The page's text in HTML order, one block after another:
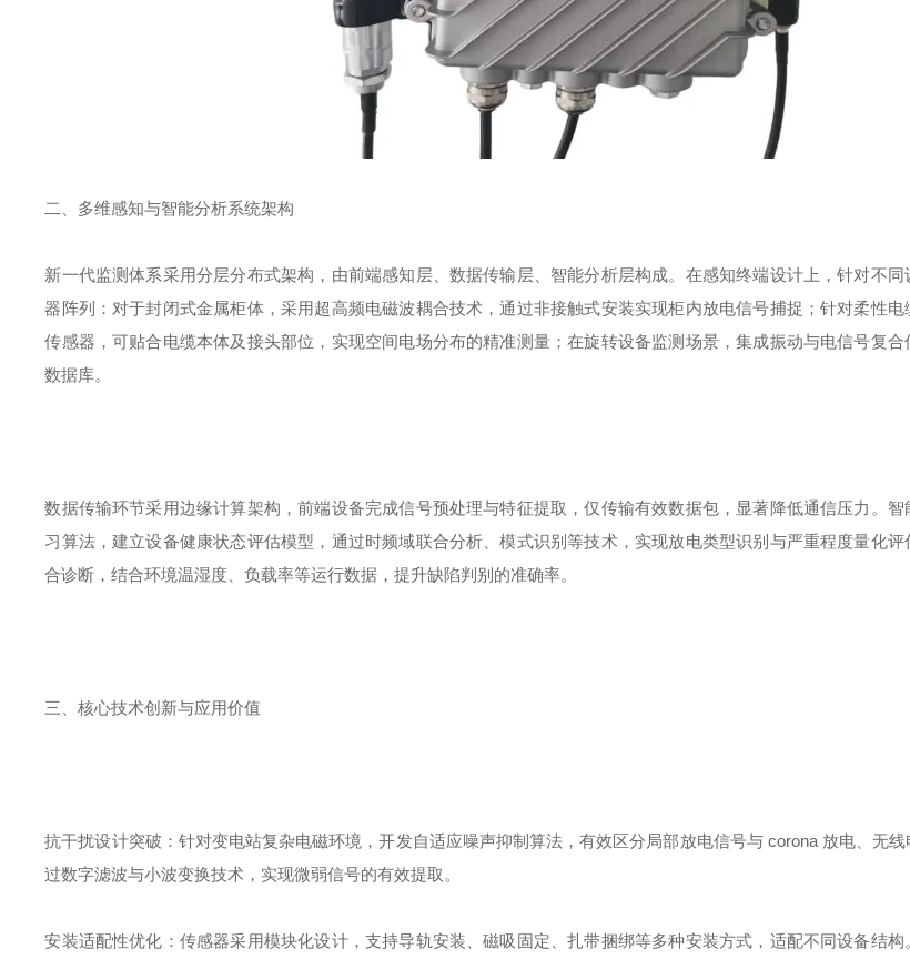
二、多维感知与智能分析系统架构
新一代监测体系采用分层分布式架构，由前端感知层、数据传输层、智能分析层构成。在感知终端设计上，针对不
器阵列：对于封闭式金属柜体，采用超高频电磁波耦合技术，通过非接触式安装实现柜内放电信号捕捉；针对柔性电
传感器，可贴合电缆本体及接头部位，实现空间电场分布的精准测量；在旋转设备监测场景，集成振动与电信号复
数据库。
数据传输环节采用边缘计算架构，前端设备完成信号预处理与特征提取，仅传输有效数据包，显著降低通信压力。
习算法，建立设备健康状态评估模型，通过时频域联合分析、模式识别等技术，实现放电类型识别与严重程度量化
合诊断，结合环境温湿度、负载率等运行数据，提升缺陷判别的准确率。
三、核心技术创新与应用价值
抗干扰设计突破：针对变电站复杂电磁环境，开发自适应噪声抑制算法，有效区分局部放电信号与corona 放电、无
过数字滤波与小波变换技术，实现微弱信号的有效提取。
安装适配性优化：传感器采用模块化设计，支持导轨安装、磁吸固定、扎带捆绑等多种安装方式，适配不同设备结